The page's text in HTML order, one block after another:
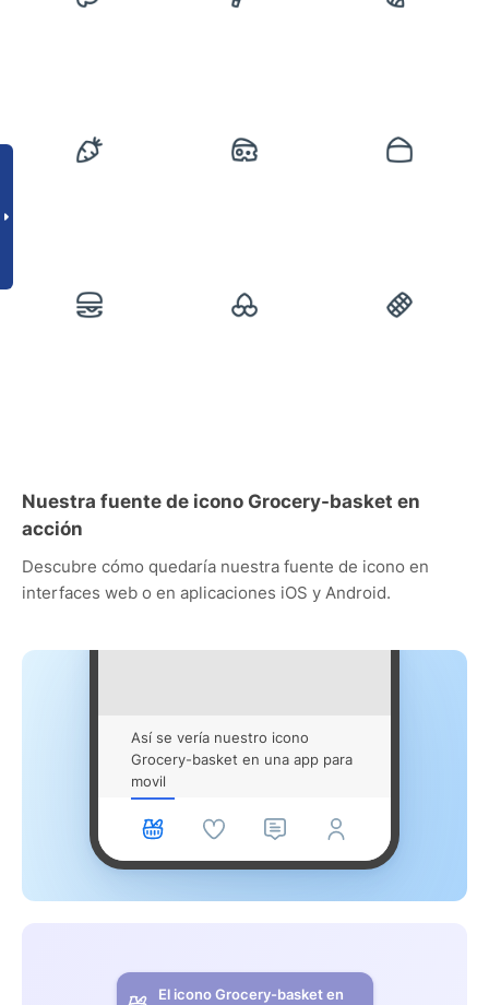
Nuestra fuente de icono Grocery-basket en
acción
Descubre cómo quedaría nuestra fuente de icono en
interfaces web o en aplicaciones iOS y Android.
Así se vería nuestro icono
Grocery-basket en una app para
movil
El icono Grocery-basket en